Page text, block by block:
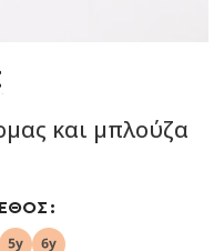
και μπλούζα